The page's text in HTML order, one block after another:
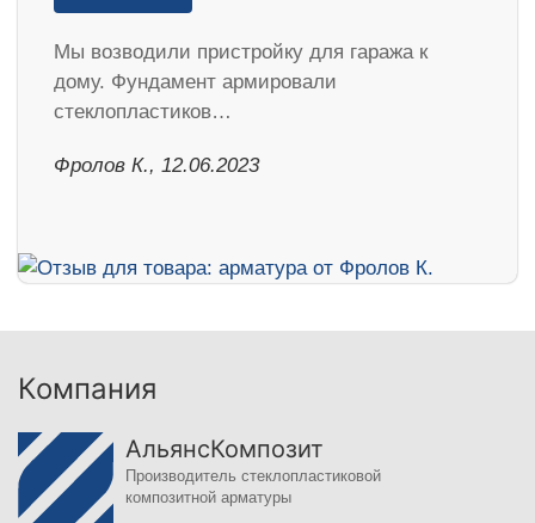
Мы возводили пристройку для гаража к
дому. Фундамент армировали
стеклопластиков…
Фролов К., 12.06.2023
Компания
АльянсКомпозит
Производитель стеклопластиковой
композитной арматуры